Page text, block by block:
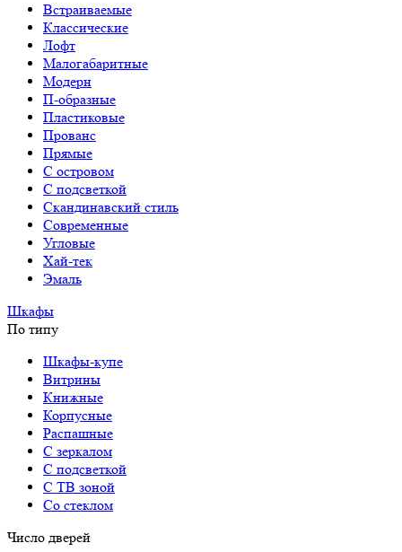
Встраиваемые
Классические
Лофт
Малогабаритные
Модерн
П-образные
Пластиковые
Прованс
Прямые
С островом
С подсветкой
Скандинавский стиль
Современные
Угловые
Хай-тек
Эмаль
Шкафы
По типу
Шкафы-купе
Витрины
Книжные
Корпусные
Распашные
С зеркалом
С подсветкой
С ТВ зоной
Со стеклом
Число дверей